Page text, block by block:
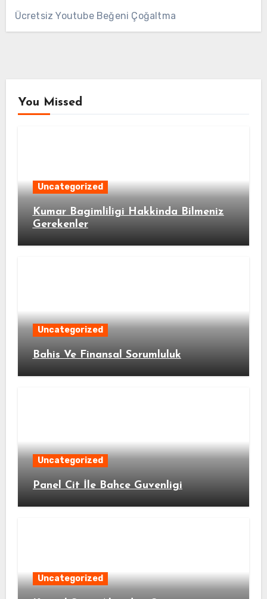
Ücretsiz Youtube Beğeni Çoğaltma
You Missed
Uncategorized
Kumar Bagimliligi Hakkinda Bilmeniz
Gerekenler
Uncategorized
Bahis Ve Finansal Sorumluluk
Uncategorized
Panel Cit İle Bahce Guvenligi
Uncategorized